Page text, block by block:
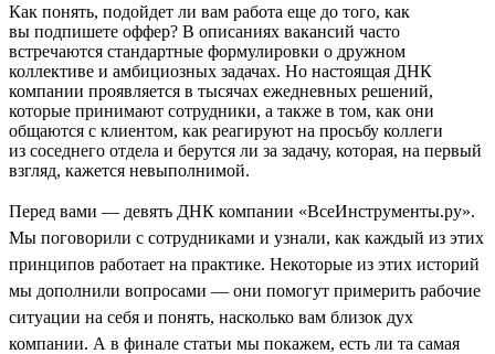
Как понять, подойдет ли вам работа еще до того, как
вы подпишете оффер? В описаниях вакансий часто
встречаются стандартные формулировки о дружном
коллективе и амбициозных задачах. Но настоящая ДНК
компании проявляется в тысячах ежедневных решений,
которые принимают сотрудники, а также в том, как они
общаются с клиентом, как реагируют на просьбу коллеги
из соседнего отдела и берутся ли за задачу, которая, на первый
взгляд, кажется невыполнимой.
Перед вами — девять ДНК компании «ВсеИнструменты.ру».
Мы поговорили с сотрудниками и узнали, как каждый из этих
принципов работает на практике. Некоторые из этих историй
мы дополнили вопросами — они помогут примерить рабочие
ситуации на себя и понять, насколько вам близок дух
компании. А в финале статьи мы покажем, есть ли та самая